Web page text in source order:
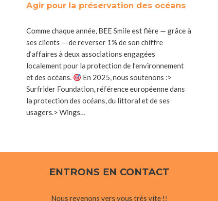
Agir pour la préservation des océans
Comme chaque année, BEE Smile est fière — grâce à
ses clients — de reverser 1% de son chiffre
d’affaires à deux associations engagées
localement pour la protection de l’environnement
et des océans.
En 2025, nous soutenons :>
Surfrider Foundation, référence européenne dans
la protection des océans, du littoral et de ses
usagers.> Wings…
ENTRONS EN CONTACT
Nous revenons vers vous très vite !!